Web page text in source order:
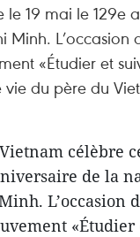
le 19 mai le 129e
Minh. L’occasion
«Étudier et
du père du
célèbre
de la
L’occasion
«Étudier